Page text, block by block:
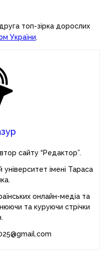
топ-зірка дорослих
України.
сайту “Редактор”.
університет імені Тараса
онлайн-медіа та
та куруючи стрічки